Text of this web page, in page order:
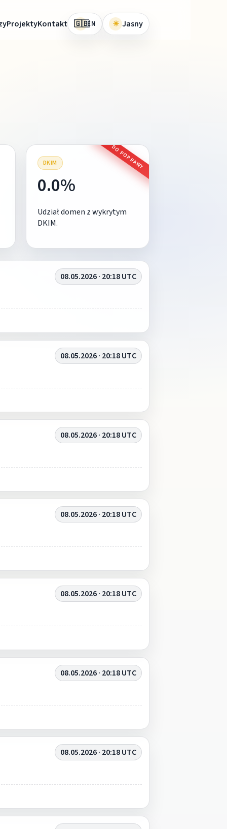
ProjektyKontakt 🇬🇧EN ☀ Jasny
DKIM DO POPRAWY
0.0%
Udział domen z wykrytym
DKIM.
08.05.2026 · 20:18 UTC
08.05.2026 · 20:18 UTC
08.05.2026 · 20:18 UTC
08.05.2026 · 20:18 UTC
08.05.2026 · 20:18 UTC
08.05.2026 · 20:18 UTC
08.05.2026 · 20:18 UTC